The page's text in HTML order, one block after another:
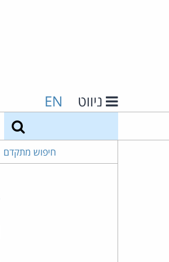
ניווט EN
חיפוש מתקדם